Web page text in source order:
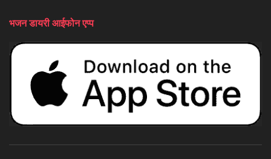
भजन डायरी आईफोन एप्प